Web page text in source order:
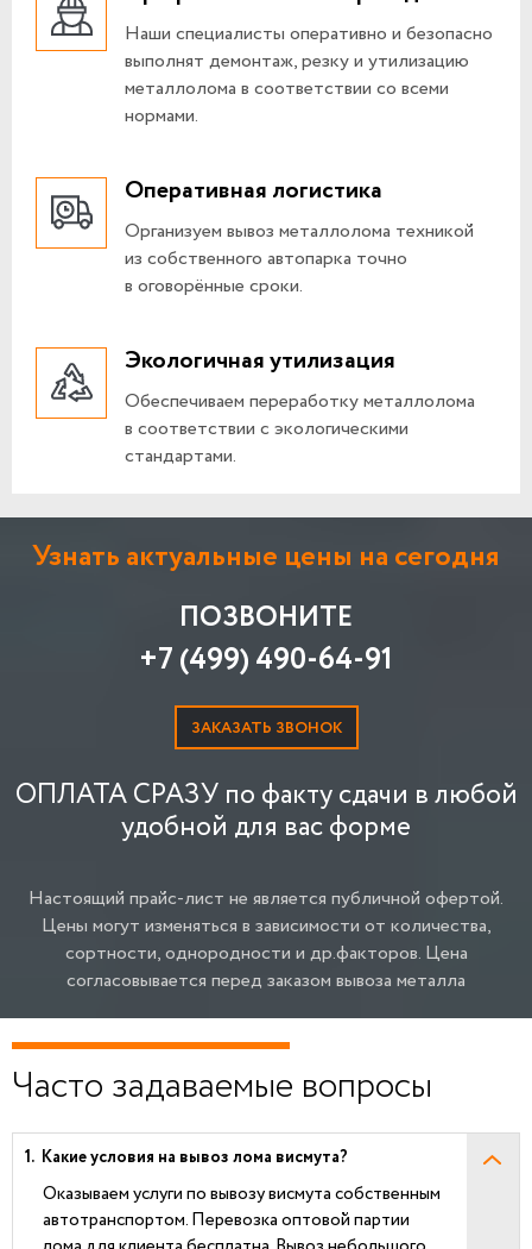
Наши специалисты оперативно и безопасно
выполнят демонтаж, резку и утилизацию
металлолома в соответствии со всеми
нормами.
Оперативная логистика
Организуем вывоз металлолома техникой
из собственного автопарка точно
в оговорённые сроки.
Экологичная утилизация
Обеспечиваем переработку металлолома
в соответствии с экологическими
стандартами.
Узнать актуальные цены на сегодня
ПОЗВОНИТЕ
+7 (499) 490-64-91
ЗАКАЗАТЬ ЗВОНОК
ОПЛАТА СРАЗУ по факту сдачи в любой
удобной для вас форме
Настоящий прайс-лист не является публичной офертой.
Цены могут изменяться в зависимости от количества,
сортности, однородности и др.факторов. Цена
согласовывается перед заказом вывоза металла
Часто задаваемые вопросы
Какие условия на вывоз лома висмута?
Оказываем услуги по вывозу висмута собственным
автотранспортом. Перевозка оптовой партии